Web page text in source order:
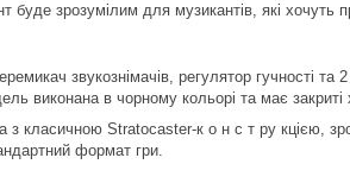
буде зрозумілим для музикантів, які
звукознімачів, регулятор гучності
виконана в чорному кольорі та має закриті
з класичною Stratocaster-к o н c т py кцією,
формат гри.